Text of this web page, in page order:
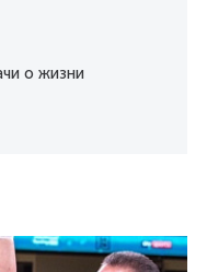
о жизни